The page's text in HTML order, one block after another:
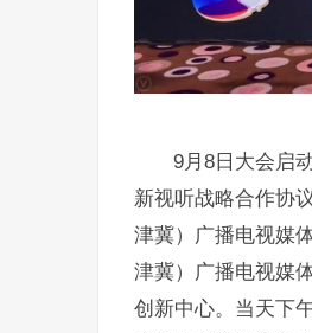
9月8日大会启
新视听战略合作协
津冀）广播电视媒
津冀）广播电视媒
创新中心。当天下